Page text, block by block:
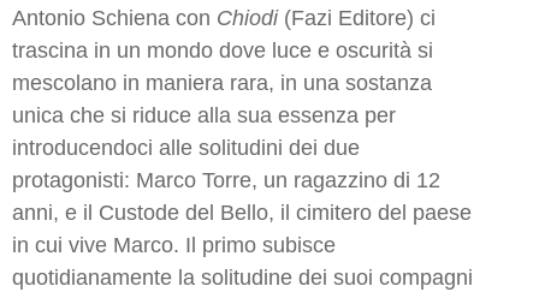
Antonio Schiena con Chiodi(Fazi Editore) ci
trascina in un mondo dove luce e oscurità si
mescolano in maniera rara, in una sostanza
unica che si riduce alla sua essenza per
introducendoci alle solitudini dei due
protagonisti: Marco Torre, un ragazzino di 12
anni, e il Custode del Bello, il cimitero del paese
in cui vive Marco. Il primo subisce
quotidianamente la solitudine dei suoi compagni